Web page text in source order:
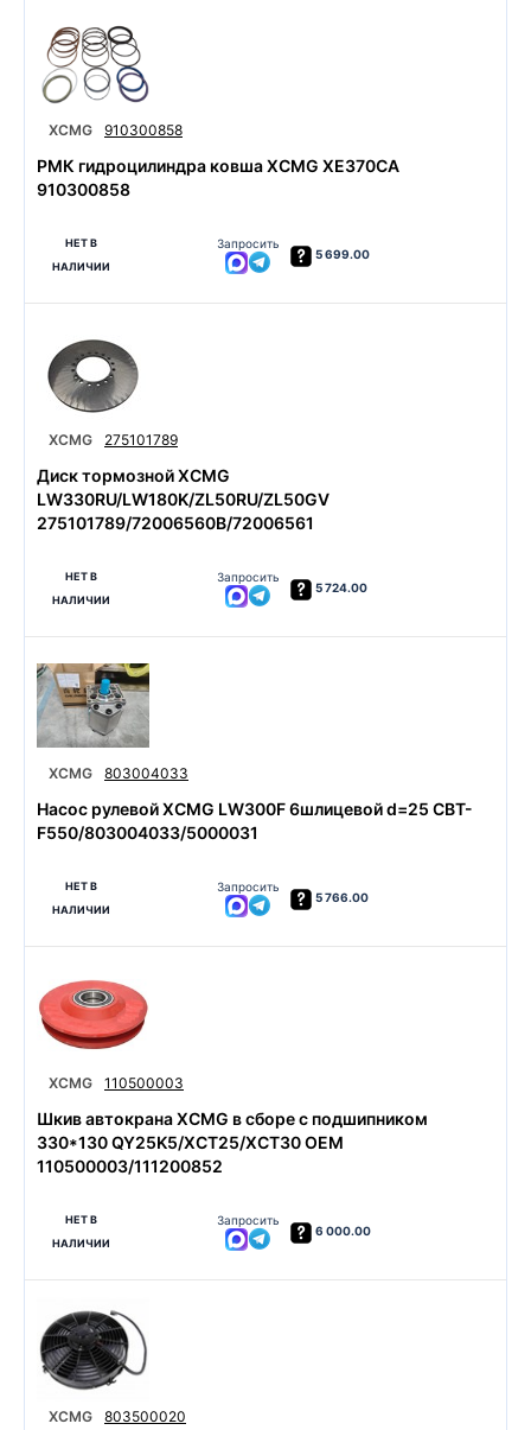
XCMG 910300858
РМК гидроцилиндра ковша XCMG XE370CA
910300858
НЕТ В
НАЛИЧИИ
Запросить
5 699.00
XCMG 275101789
Диск тормозной XCMG
LW330RU/LW180K/ZL50RU/ZL50GV
275101789/72006560B/72006561
НЕТ В
НАЛИЧИИ
Запросить
5 724.00
XCMG 803004033
Насос рулевой XCMG LW300F 6шлицевой d=25 CBT-
F550/803004033/5000031
НЕТ В
НАЛИЧИИ
Запросить
5 766.00
XCMG 110500003
Шкив автокрана XCMG в сборе с подшипником
330*130 QY25K5/XCT25/XCT30 OEM
110500003/111200852
НЕТ В
НАЛИЧИИ
Запросить
6 000.00
XCMG 803500020